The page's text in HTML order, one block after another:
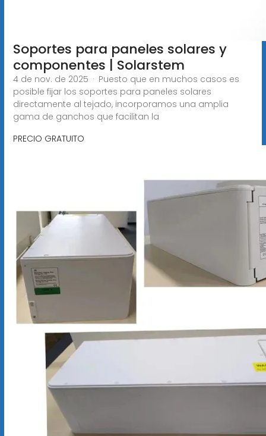
Soportes para paneles solares y
componentes | Solarstem
4 de nov. de 2025 · Puesto que en muchos casos es
posible fijar los soportes para paneles solares
directamente al tejado, incorporamos una amplia
gama de ganchos que facilitan la
PRECIO GRATUITO